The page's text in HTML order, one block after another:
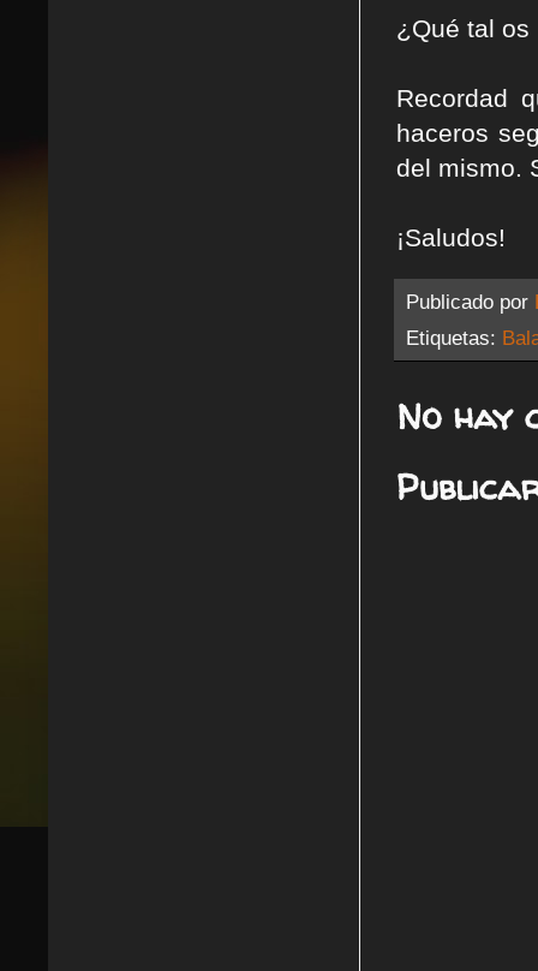
¿Qué tal
Recordad
haceros
del mismo.
¡Saludos!
Publicado por
Etiquetas:
No hay